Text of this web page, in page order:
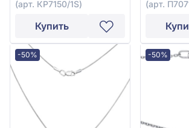
(арт. КР7150/1S)
Купить
(арт.
-50% -50%